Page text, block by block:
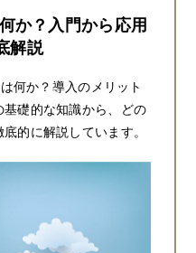
か？入門から応用
解説
何か？導入のメリット
礎的な知識から、どの
的に解説しています。